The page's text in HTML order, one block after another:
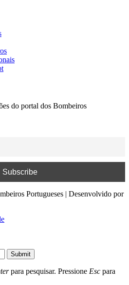
do portal dos Bombeiros
Portugueses | Desenvolvido por
Submit
para pesquisar. Pressione Esc para